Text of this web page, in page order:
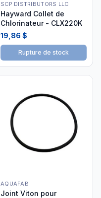
SCP DISTRIBUTORS LLC
Hayward Collet de
Chlorinateur - CLX220K
19,86 $
Rupture de stock
AQUAFAB
Joint Viton pour